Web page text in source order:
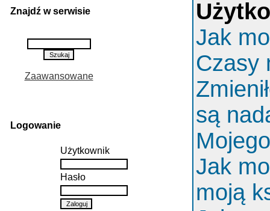
Znajdź w serwisie
Zaawansowane
Logowanie
Użytkownik
Hasło
Jak
Czasy
są
Jak
moją